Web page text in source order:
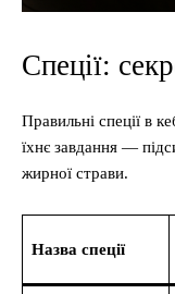
Спеції:
Правильні спеції в
їхнє завдання —
жирної страви.
Назва спеції